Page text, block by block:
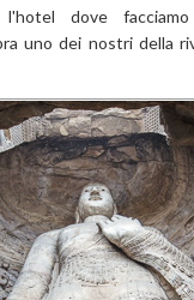
dove
uno dei nostri della